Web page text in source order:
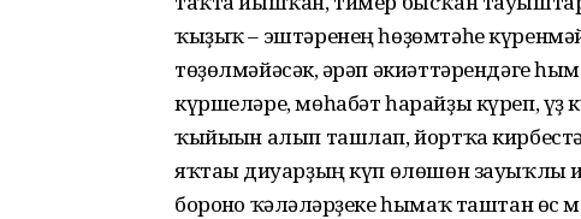
ҡыҙыҡ – эштәренең һөҙөмтәһе
төҙөлмәйәсәк, ғәрәп әкиәттәрендәге
күршеләре, мөһабәт һарайҙы күреп, үҙ
ҡыйығын алып ташлап, йортҡа
яҡтағы диуарҙың күп өлөшөн
боронғо ҡәлғәләрҙеке һымаҡ таштан өс